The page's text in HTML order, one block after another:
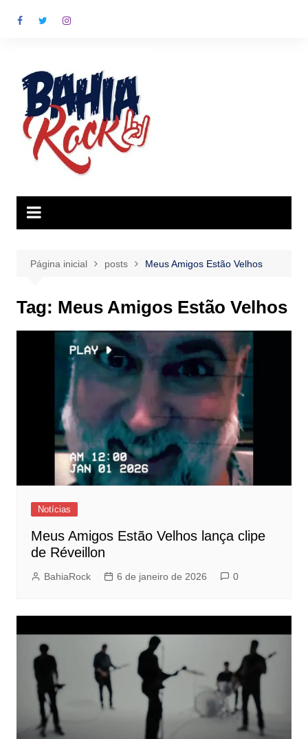
para
Página inicial posts Meus Amigos Estão Velhos
Tag: Meus Amigos Estão Velhos
Notícias
Meus Amigos Estão Velhos lança clipe
de Réveillon
BahiaRock 6 de janeiro de 2026 0